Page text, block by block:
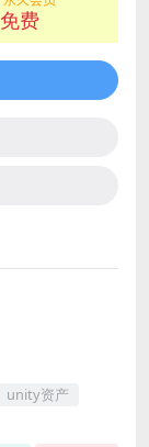
免费
unity资产